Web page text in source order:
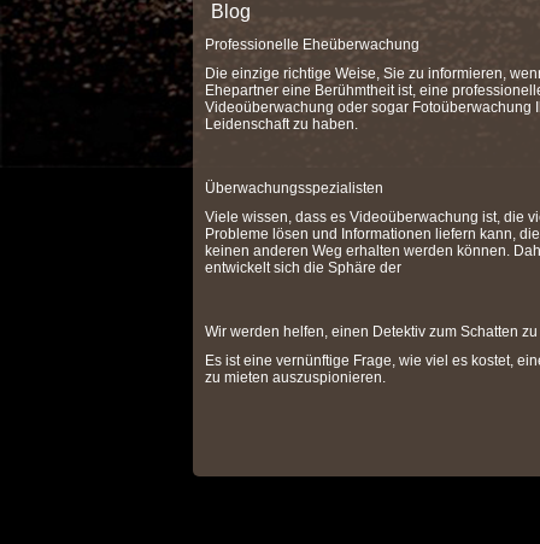
Blog
Professionelle Eheüberwachung
Die einzige richtige Weise, Sie zu informieren,
Ehepartner eine Berühmtheit ist, eine
Videoüberwachung oder sogar Fotoüberwachung
Leidenschaft zu haben.
Überwachungsspezialisten
Viele wissen, dass es Videoüberwachung ist, die
Probleme lösen und Informationen liefern kann,
keinen anderen Weg erhalten werden können.
entwickelt sich die Sphäre der
Wir werden helfen, einen Detektiv zum Schatten
Es ist eine vernünftige Frage, wie viel es kostet,
zu mieten auszuspionieren.